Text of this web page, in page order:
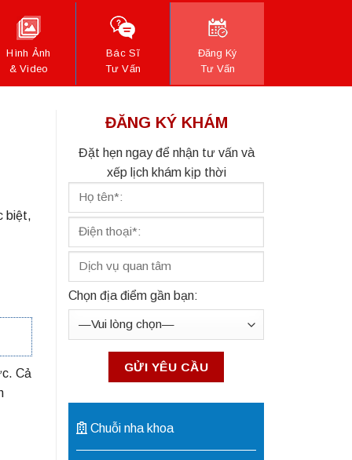
Hình Ảnh
& Video
Bác Sĩ
Tư Vấn
Đăng Ký
Tư Vấn
biệt,
Cả
ĐĂNG KÝ KHÁM
Đặt hẹn ngay để nhận tư vấn và
xếp lịch khám kịp thời
Chọn địa điểm gần bạn:
Chuỗi nha khoa